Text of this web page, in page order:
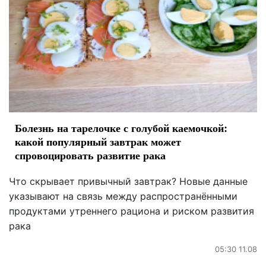
Болезнь на тарелочке с голубой каемочкой:
какой популярный завтрак может
спровоцировать развитие рака
Что скрывает привычный завтрак? Новые данные
указывают на связь между распространёнными
продуктами утреннего рациона и риском развития
рака
05:30 11.08